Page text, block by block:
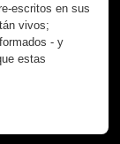
escritos en sus
vivos;
- y
estas